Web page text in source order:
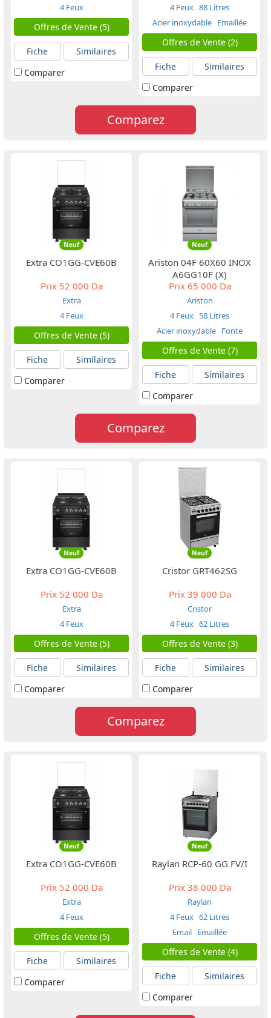
4 Feux
Offres de Vente (5)
Fiche
Similaires
Comparer
4 Feux 88 Litres
Acier inoxydable Emaillée
Offres de Vente (2)
Fiche
Similaires
Comparer
Comparez
Neuf
Extra CO1GG-CVE60B
Prix52 000 Da
Extra
4 Feux
Offres de Vente (5)
Fiche
Similaires
Comparer
Neuf
Ariston 04F 60X60 INOX
A6GG10F (X)
Prix65 000 Da
Ariston
4 Feux 58 Litres
Acier inoxydable Fonte
Offres de Vente (7)
Fiche
Similaires
Comparer
Comparez
Neuf
Extra CO1GG-CVE60B
Prix52 000 Da
Extra
4 Feux
Offres de Vente (5)
Fiche
Similaires
Comparer
Neuf
Cristor GRT462SG
Prix39 000 Da
Cristor
4 Feux 62 Litres
Offres de Vente (3)
Fiche
Similaires
Comparer
Comparez
Neuf
Extra CO1GG-CVE60B
Prix52 000 Da
Extra
4 Feux
Offres de Vente (5)
Fiche
Similaires
Comparer
Neuf
Raylan RCP-60 GG FV/I
Prix38 000 Da
Raylan
4 Feux 62 Litres
Email Emaillée
Offres de Vente (4)
Fiche
Similaires
Comparer